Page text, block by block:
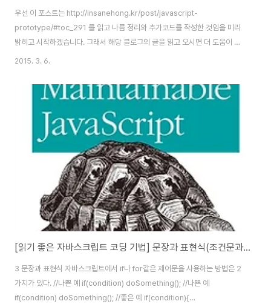
우선 이 포스트는 http://insanehong.kr/post/javascript-
prototype/#toc_291 를 읽고 나름 정리와 추가코드를 작성한 것임을 미리
밝히고 시작하겠습니다. 그래서 해당 블로그의 글을 읽고 오시면 더 도움이 되
실것 같습니다. SF만화나 영화를 보면 프로토타입이란 단어가 간혹 들린다. 예
하는데, 자바스크립트에서의 프로토타입도 이와 크게 다르지 않다. 자바스크립
트에서의 프로토타입은 객체생성의 모체가 되는 놈을 말한다. 여기까지는 대부
분 아는데, 이 프로토타입에는 2가지 유형이 있다는 것을 대부분은 모르고 있
다. 프로토타입에는 프로토타입 연결과 프로토타입 속성 2가지가 있다. 이때,
흔히 API나 책..
2015. 3. 6.
[읽기 좋은 자바스크립트 코딩 기법] 문장과 표현식(조건문과 반복문)
3 문장과 표현식 자바스크립트에서 if나 for같은 제어문을 사용하는 방법은 2
가지가 있다. //나쁜 예 if(condition) doSomething(); //나쁜 예
if(condition) doSomething(); //좋은 예 if(condition){